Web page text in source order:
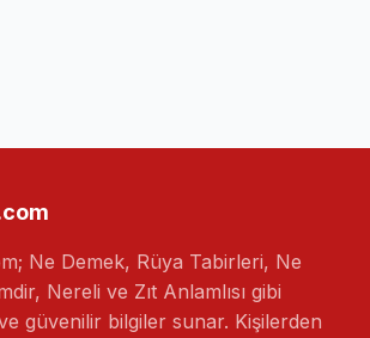
Ne Demek, Rüya Tabirleri, Ne
Nereli ve Zıt Anlamlısı gibi
güvenilir bilgiler sunar. Kişilerden